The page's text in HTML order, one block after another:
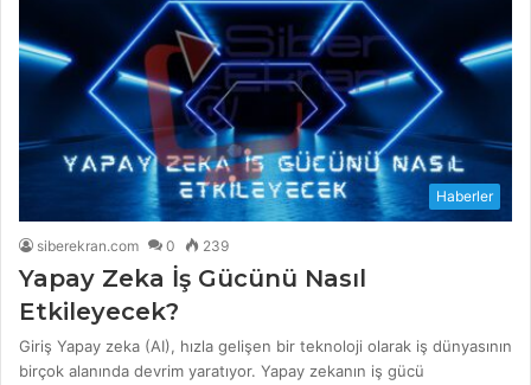
Haberler
siberekran.com 0 239
Yapay Zeka İş Gücünü Nasıl
Etkileyecek?
Giriş Yapay zeka (AI), hızla gelişen bir teknoloji olarak iş dünyasının
birçok alanında devrim yaratıyor. Yapay zekanın iş gücü